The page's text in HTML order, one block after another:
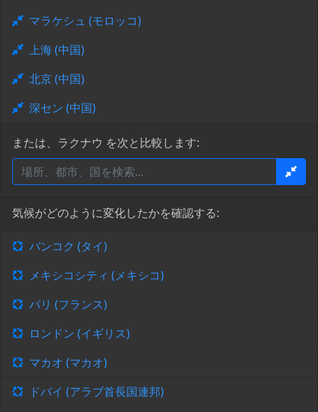
マラケシュ (モロッコ)
上海 (中国)
北京 (中国)
深セン (中国)
または、ラクナウ を次と比較します:
気候がどのように変化したかを確認する:
バンコク (タイ)
メキシコシティ (メキシコ)
パリ (フランス)
ロンドン (イギリス)
マカオ (マカオ)
ドバイ (アラブ首長国連邦)